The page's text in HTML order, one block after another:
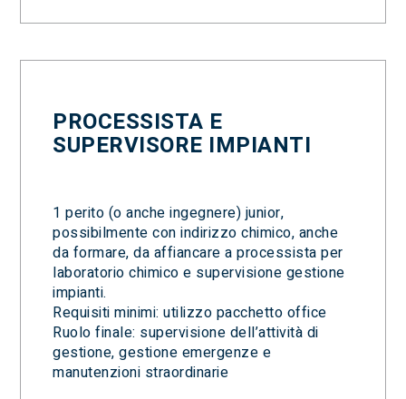
PROCESSISTA E
SUPERVISORE IMPIANTI
1 perito (o anche ingegnere) junior,
possibilmente con indirizzo chimico, anche
da formare, da affiancare a processista per
laboratorio chimico e supervisione gestione
impianti.
Requisiti minimi: utilizzo pacchetto office
Ruolo finale: supervisione dell’attività di
gestione, gestione emergenze e
manutenzioni straordinarie